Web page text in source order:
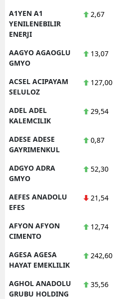
A1YEN A1
YENILENEBILIR
ENERJI
2,67
AAGYO AGAOGLU
GMYO
13,07
ACSEL ACIPAYAM
SELULOZ
127,00
ADEL ADEL
KALEMCILIK
29,54
ADESE ADESE
GAYRIMENKUL
0,87
ADGYO ADRA
GMYO
52,30
AEFES ANADOLU
EFES
21,54
AFYON AFYON
CIMENTO
12,74
AGESA AGESA
HAYAT EMEKLILIK
242,60
AGHOL ANADOLU
GRUBU HOLDING
35,56